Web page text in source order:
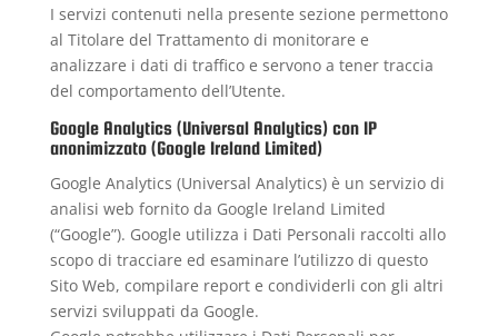
I servizi contenuti nella presente sezione permettono
al Titolare del Trattamento di monitorare e
analizzare i dati di traffico e servono a tener traccia
del comportamento dell’Utente.
Google Analytics (Universal Analytics) con IP
anonimizzato (Google Ireland Limited)
Google Analytics (Universal Analytics) è un servizio di
analisi web fornito da Google Ireland Limited
(“Google”). Google utilizza i Dati Personali raccolti allo
scopo di tracciare ed esaminare l’utilizzo di questo
Sito Web, compilare report e condividerli con gli altri
servizi sviluppati da Google.